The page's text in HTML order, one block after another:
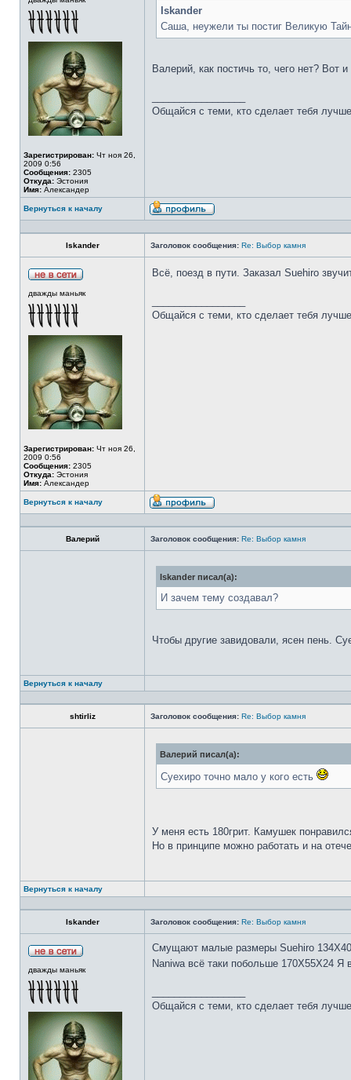
Зарегистрирован: Чт ноя 26,
2009 0:56
Сообщения: 2305
Откуда: Эстония
Имя: Александер
Iskander
Саша, неужели ты постиг Великую
Валерий, как постичь то, чего нет? Вот
Общайся с теми, кто сделает тебя
Вернуться к началу
Iskander Заголовок сообщения: Re: Выбор камня
дважды маньяк
Зарегистрирован: Чт ноя 26,
2009 0:56
Сообщения: 2305
Откуда: Эстония
Имя: Александер
Всё, поезд в пути. Заказал Suehiro
Общайся с теми, кто сделает тебя
Вернуться к началу
Валерий Заголовок сообщения: Re: Выбор камня
Iskander писал(а):
И зачем тему создавал?
Чтобы другие завидовали, ясен пень.
Вернуться к началу
shtirliz Заголовок сообщения: Re: Выбор камня
Валерий писал(а):
Суехиро точно мало у кого есть
У меня есть 180грит. Камушек
Но в принципе можно работать и на
Вернуться к началу
Iskander Заголовок сообщения: Re: Выбор камня
дважды маньяк
Смущают малые размеры Suehiro
Naniwa всё таки побольше 170Х55Х24 Я
Общайся с теми, кто сделает тебя